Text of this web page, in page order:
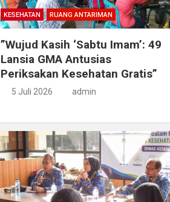
KESEHATAN RUANG ANTARIMAN
​”Wujud Kasih ‘Sabtu Imam’: 49
Lansia GMA Antusias
Periksakan Kesehatan Gratis”
5 Juli 2026 admin